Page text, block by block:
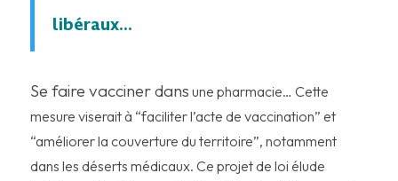
libéraux…
Se faire vacciner dans une pharmacie… Cette
mesure viserait à “faciliter l’acte de vaccination” et
“améliorer la couverture du territoire”, notamment
dans les déserts médicaux. Ce projet de loi élude